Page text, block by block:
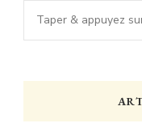
Vous
recherchiez
chose